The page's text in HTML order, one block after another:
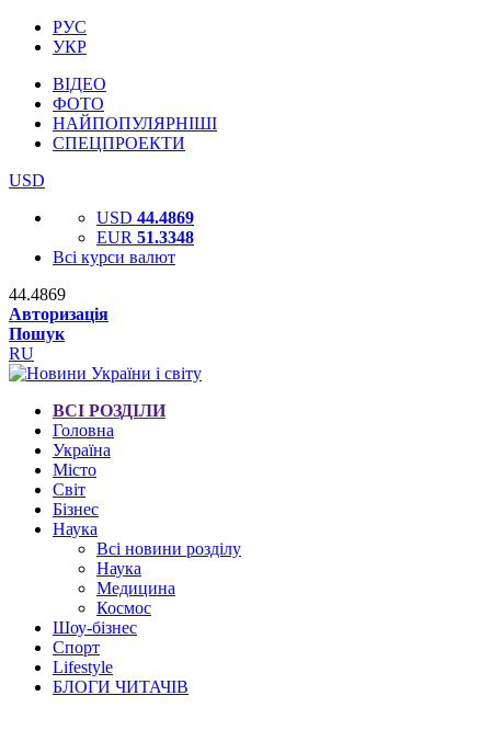
РУС
УКР
ВІДЕО
ФОТО
НАЙПОПУЛЯРНІШІ
СПЕЦПРОЕКТИ
USD
USD 44.4869
EUR 51.3348
Всі курси валют
44.4869
Авторизація
Пошук
RU
ВСІ РОЗДІЛИ
Головна
Україна
Місто
Світ
Бізнес
Наука
Всі новини розділу
Наука
Медицина
Космос
Шоу-бізнес
Спорт
Lifestyle
БЛОГИ ЧИТАЧІВ